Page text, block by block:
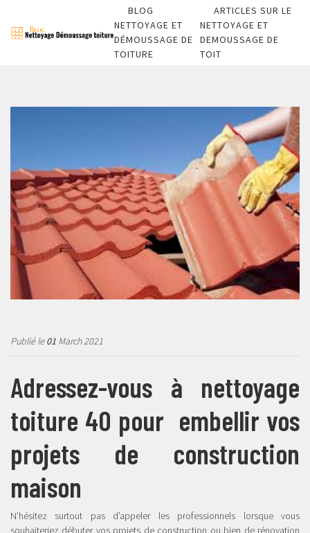
BLOG
NETTOYAGE ET
DÉMOUSSAGE DE
TOITURE
ARTICLES SUR LE
NETTOYAGE ET
DEMOUSSAGE DE
TOIT
Publié le01 March 2021
Adressez-vous à nettoyage
toiture 40 pour embellir vos
projets de construction
maison
N’hésitez surtout pas d’appeler les professionnels lorsque vous
souhaiteriez débuter vos projets de construction ou bien de rénovation